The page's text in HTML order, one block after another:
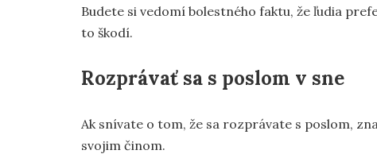
Budete si vedomí bolestného faktu, že ľudia
to škodí.
Rozprávať sa s poslom v sne
Ak snívate o tom, že sa rozprávate s poslom,
svojim činom.